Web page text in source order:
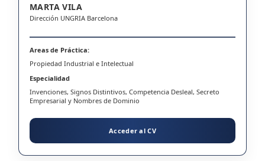
MARTA VILA
Dirección UNGRIA Barcelona
Areas de Práctica:
Propiedad Industrial e Intelectual
Especialidad
Invenciones, Signos Distintivos, Competencia Desleal, Secreto
Empresarial y Nombres de Dominio
Acceder al CV